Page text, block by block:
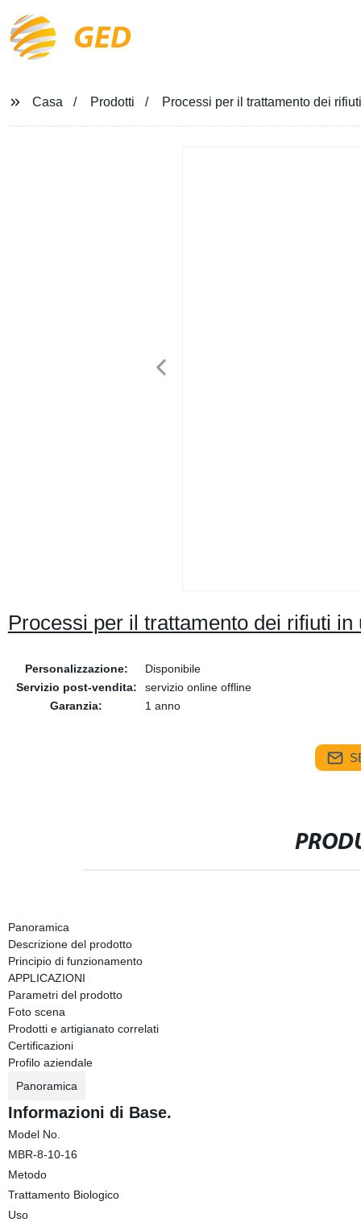
GED
Casa Prodotti Processi per il trattamento dei
Processi per il trattamento dei rifiuti
Personalizzazione:
Disponibile
Servizio post-vendita:
servizio online offline
Garanzia:
1 anno
Panoramica
Descrizione del prodotto
Principio di funzionamento
APPLICAZIONI
Parametri del prodotto
Foto scena
Prodotti e artigianato correlati
Certificazioni
Profilo aziendale
Panoramica
Informazioni di Base.
Model No.
MBR-8-10-16
Metodo
Trattamento Biologico
Uso